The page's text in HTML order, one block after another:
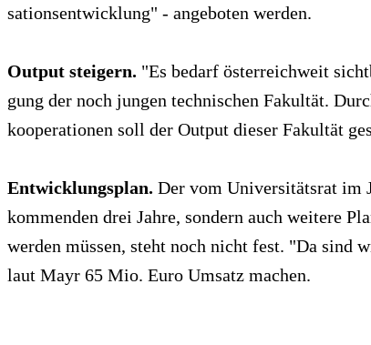
sationsentwicklung" - angeboten werden.
Output steigern. "Es bedarf österreichweit
gung der noch jungen technischen Fakultät.
kooperationen soll der Output dieser Fakultät
Entwicklungsplan. Der vom Universitätsrat im
kommenden drei Jahre, sondern auch weitere
werden müssen, steht noch nicht fest. "Da sind
laut Mayr 65 Mio. Euro Umsatz machen.